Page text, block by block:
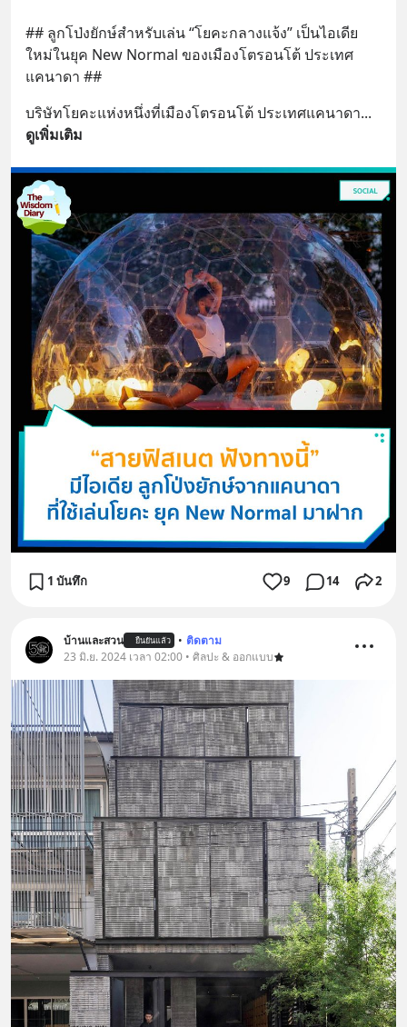
## ลูกโป่งยักษ์สำหรับเล่น “โยคะกลางแจ้ง” เป็นไอเดีย
ใหม่ในยุค New Normal ของเมืองโตรอนโต้ ประเทศ
แคนาดา ##
บริษัทโยคะแห่งหนึ่งที่เมืองโตรอนโต้ ประเทศแคนาดา...
ดูเพิ่มเติม
1 บันทึก 9 14 2
บ้านและสวน ยืนยันแล้ว • ติดตาม
23 มิ.ย. 2024 เวลา 02:00 • ศิลปะ & ออกแบบ